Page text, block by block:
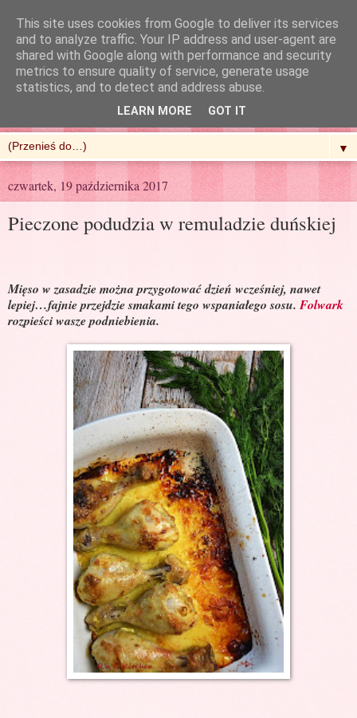
R'n'G Kitchen
▼
czwartek, 19 października 2017
Pieczone podudzia w remuladzie duńskiej
Mięso w zasadzie można przygotować dzień wcześniej, nawet
lepiej…fajnie przejdzie smakami tego wspaniałego sosu. Folwark
rozpieści wasze podniebienia.
This site uses cookies from Google to deliver its services
and to analyze traffic. Your IP address and user-agent are
shared with Google along with performance and security
metrics to ensure quality of service, generate usage
statistics, and to detect and address abuse.
LEARN MORE GOT IT